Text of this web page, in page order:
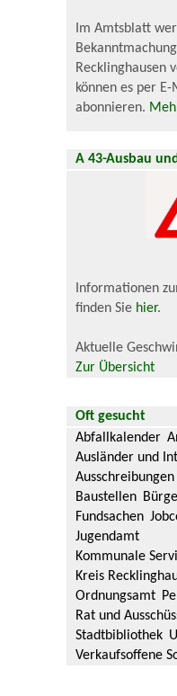
Im Amtsblatt
Recklinghausen
können es per
abonnieren.
A 43-Ausbau
Informationen
finden Sie hier.
Aktuelle
Zur Übersicht
Oft gesucht
Abfallkalender
Ausländer und
Ausschreibungen
Baustellen
Fundsachen
Jugendamt
Kommunale
Kreis
Ordnungsamt
Rat und
Stadtbibliothek
Verkaufsoffene